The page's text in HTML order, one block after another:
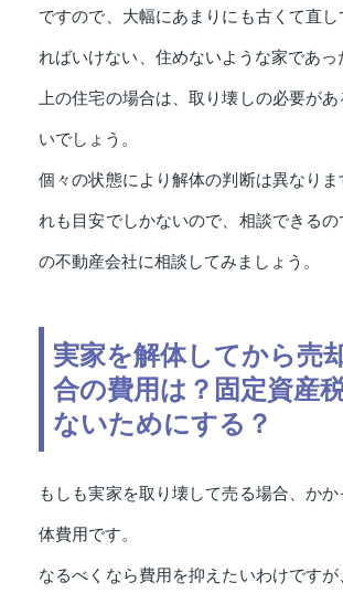
ですので、大幅にあまりにも古くて直
ればいけない、住めないような家であっ
上の住宅の場合は、取り壊しの必要が
いでしょう。
個々の状態により解体の判断は異なりま
れも目安でしかないので、相談できる
の不動産会社に相談してみましょう。
実家を解体してから売
合の費用は？固定資産
ないためにする？
もしも実家を取り壊して売る場合、か
体費用です。
なるべくなら費用を抑えたいわけです